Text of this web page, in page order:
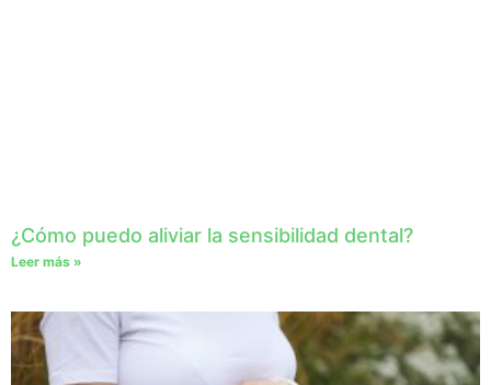
¿Cómo puedo aliviar la sensibilidad dental?
Leer más »